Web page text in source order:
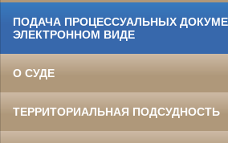
ПОДАЧА ПРОЦЕССУАЛЬНЫХ
ЭЛЕКТРОННОМ ВИДЕ
О СУДЕ
ТЕРРИТОРИАЛЬНАЯ ПОДСУДНОСТЬ